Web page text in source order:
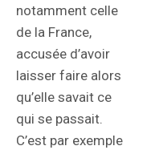
notamment celle
de la France,
accusée d’avoir
laisser faire alors
qu’elle savait ce
qui se passait.
C’est par exemple